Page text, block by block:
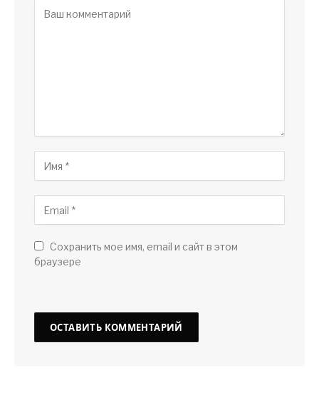
Сохранить мое имя, email и сайт в этом
браузере